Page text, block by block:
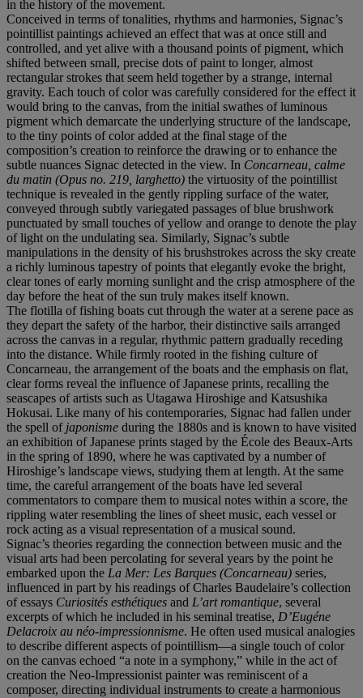
in the history of the movement.
Conceived in terms of tonalities, rhythms and harmonies, Signac’s
pointillist paintings achieved an effect that was at once still and
controlled, and yet alive with a thousand points of pigment, which
shifted between small, precise dots of paint to longer, almost
rectangular strokes that seem held together by a strange, internal
gravity. Each touch of color was carefully considered for the effect it
would bring to the canvas, from the initial swathes of luminous
pigment which demarcate the underlying structure of the landscape,
to the tiny points of color added at the final stage of the
composition’s creation to reinforce the drawing or to enhance the
subtle nuances Signac detected in the view. In Concarneau, calme
du matin (Opus no. 219, larghetto) the virtuosity of the pointillist
technique is revealed in the gently rippling surface of the water,
conveyed through subtly variegated passages of blue brushwork
punctuated by small touches of yellow and orange to denote the play
of light on the undulating sea. Similarly, Signac’s subtle
manipulations in the density of his brushstrokes across the sky create
a richly luminous tapestry of points that elegantly evoke the bright,
clear tones of early morning sunlight and the crisp atmosphere of the
day before the heat of the sun truly makes itself known.
The flotilla of fishing boats cut through the water at a serene pace as
they depart the safety of the harbor, their distinctive sails arranged
across the canvas in a regular, rhythmic pattern gradually receding
into the distance. While firmly rooted in the fishing culture of
Concarneau, the arrangement of the boats and the emphasis on flat,
clear forms reveal the influence of Japanese prints, recalling the
seascapes of artists such as Utagawa Hiroshige and Katsushika
Hokusai. Like many of his contemporaries, Signac had fallen under
the spell of japonisme during the 1880s and is known to have visited
an exhibition of Japanese prints staged by the École des Beaux-Arts
in the spring of 1890, where he was captivated by a number of
Hiroshige’s landscape views, studying them at length. At the same
time, the careful arrangement of the boats have led several
commentators to compare them to musical notes within a score, the
rippling water resembling the lines of sheet music, each vessel or
rock acting as a visual representation of a musical sound.
Signac’s theories regarding the connection between music and the
visual arts had been percolating for several years by the point he
embarked upon the La Mer: Les Barques (Concarneau) series,
influenced in part by his readings of Charles Baudelaire’s collection
of essays Curiosités esthétiques and L’art romantique, several
excerpts of which he included in his seminal treatise, D’Eugéne
Delacroix au néo-impressionnisme. He often used musical analogies
to describe different aspects of pointillism—a single touch of color
on the canvas echoed “a note in a symphony,” while in the act of
creation the Neo-Impressionist painter was reminiscent of a
composer, directing individual instruments to create a harmonious